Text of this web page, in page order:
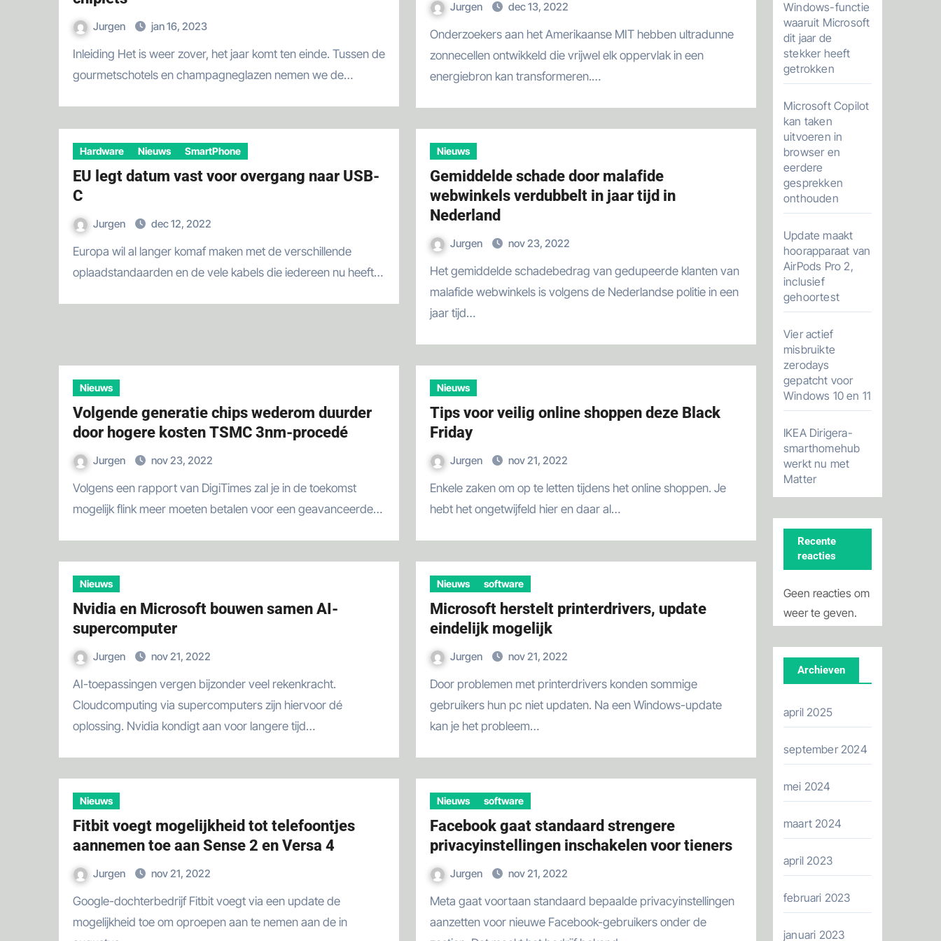
Jurgen jan 16, 2023
Inleiding Het is weer zover, het jaar komt ten einde. Tussen de
gourmetschotels en champagneglazen nemen we de…
Jurgen dec 13, 2022
Onderzoekers aan het Amerikaanse MIT hebben ultradunne
zonnecellen ontwikkeld die vrijwel elk oppervlak in een
energiebron kan transformeren.…
Hardware Nieuws SmartPhone
EU legt datum vast voor overgang naar USB-
C
Jurgen dec 12, 2022
Europa wil al langer komaf maken met de verschillende
oplaadstandaarden en de vele kabels die iedereen nu heeft…
Nieuws
Gemiddelde schade door malafide
webwinkels verdubbelt in jaar tijd in
Nederland
Jurgen nov 23, 2022
Het gemiddelde schadebedrag van gedupeerde klanten van
malafide webwinkels is volgens de Nederlandse politie in een
jaar tijd…
Nieuws
Volgende generatie chips wederom duurder
door hogere kosten TSMC 3nm-procedé
Jurgen nov 23, 2022
Volgens een rapport van DigiTimes zal je in de toekomst
mogelijk flink meer moeten betalen voor een geavanceerde…
Nieuws
Tips voor veilig online shoppen deze Black
Friday
Jurgen nov 21, 2022
Enkele zaken om op te letten tijdens het online shoppen. Je
hebt het ongetwijfeld hier en daar al…
Nieuws
Nvidia en Microsoft bouwen samen AI-
supercomputer
Jurgen nov 21, 2022
AI-toepassingen vergen bijzonder veel rekenkracht.
Cloudcomputing via supercomputers zijn hiervoor dé
oplossing. Nvidia kondigt aan voor langere tijd…
Nieuws software
Microsoft herstelt printerdrivers, update
eindelijk mogelijk
Jurgen nov 21, 2022
Door problemen met printerdrivers konden sommige
gebruikers hun pc niet updaten. Na een Windows-update
kan je het probleem…
Nieuws
Fitbit voegt mogelijkheid tot telefoontjes
aannemen toe aan Sense 2 en Versa 4
Jurgen nov 21, 2022
Google-dochterbedrijf Fitbit voegt via een update de
mogelijkheid toe om oproepen aan te nemen aan de in
Nieuws software
Facebook gaat standaard strengere
privacyinstellingen inschakelen voor tieners
Jurgen nov 21, 2022
Meta gaat voortaan standaard bepaalde privacyinstellingen
aanzetten voor nieuwe Facebook-gebruikers onder de
Windows-functie
waaruit Microsoft
dit jaar de
stekker heeft
getrokken
Microsoft Copilot
kan taken
uitvoeren in
browser en
eerdere
gesprekken
onthouden
Update maakt
hoorapparaat van
AirPods Pro 2,
inclusief
gehoortest
Vier actief
misbruikte
zerodays
gepatcht voor
Windows 10 en 11
IKEA Dirigera-
smarthomehub
werkt nu met
Matter
Recente
reacties
Geen reacties om
weer te geven.
Archieven
april 2025
september 2024
mei 2024
maart 2024
april 2023
februari 2023
januari 2023